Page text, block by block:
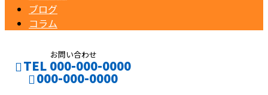
ブログ
コラム
お問い合わせ
TEL 000-000-0000
000-000-0000